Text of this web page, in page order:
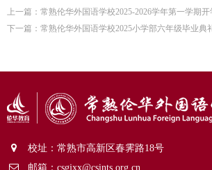
上一篇： 常熟伦华外国语学校2025-2026学年第一学期
下一篇： 常熟伦华外国语学校2025小学部六年级毕业典
校址：常熟市高新区春霁路18号
邮箱：csgjxx@csints.org.cn